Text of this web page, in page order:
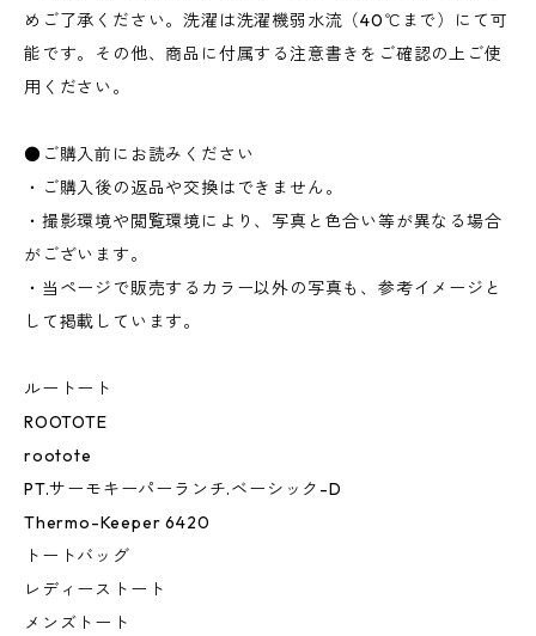
めご了承ください。洗濯は洗濯機弱水流（40℃まで）にて可
能です。その他、商品に付属する注意書きをご確認の上ご使
用ください。
●ご購入前にお読みください
・ご購入後の返品や交換はできません。
・撮影環境や閲覧環境により、写真と色合い等が異なる場合
がございます。
・当ページで販売するカラー以外の写真も、参考イメージと
して掲載しています。
ルートート
ROOTOTE
rootote
PT.サーモキーパーランチ.ベーシック-D
Thermo-Keeper 6420
トートバッグ
レディーストート
メンズトート